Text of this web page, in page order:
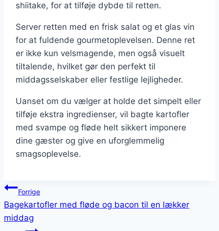
shiitake, for at tilføje dybde til retten.
Server retten med en frisk salat og et glas vin
for at fuldende gourmetoplevelsen. Denne ret
er ikke kun velsmagende, men også visuelt
tiltalende, hvilket gør den perfekt til
middagsselskaber eller festlige lejligheder.
Uanset om du vælger at holde det simpelt eller
tilføje ekstra ingredienser, vil bagte kartofler
med svampe og fløde helt sikkert imponere
dine gæster og give en uforglemmelig
smagsoplevelse.
Indlægsnavigation
Forrige
Bagekartofler med fløde og bacon til en lækker
middag